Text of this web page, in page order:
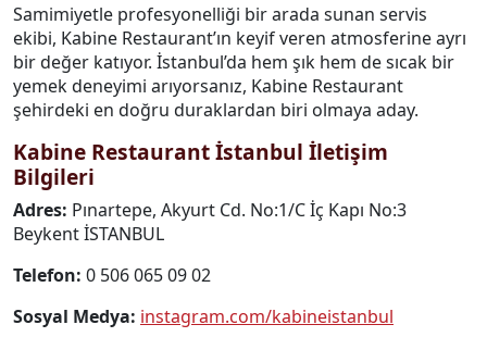
Samimiyetle profesyonelliği bir arada sunan servis
ekibi, Kabine Restaurant’ın keyif veren atmosferine ayrı
bir değer katıyor. İstanbul’da hem şık hem de sıcak bir
yemek deneyimi arıyorsanız, Kabine Restaurant
şehirdeki en doğru duraklardan biri olmaya aday.
Kabine Restaurant İstanbul İletişim
Bilgileri
Adres: Pınartepe, Akyurt Cd. No:1/C İç Kapı No:3
Beykent İSTANBUL
Telefon: 0 506 065 09 02
Sosyal Medya: instagram.com/kabineistanbul